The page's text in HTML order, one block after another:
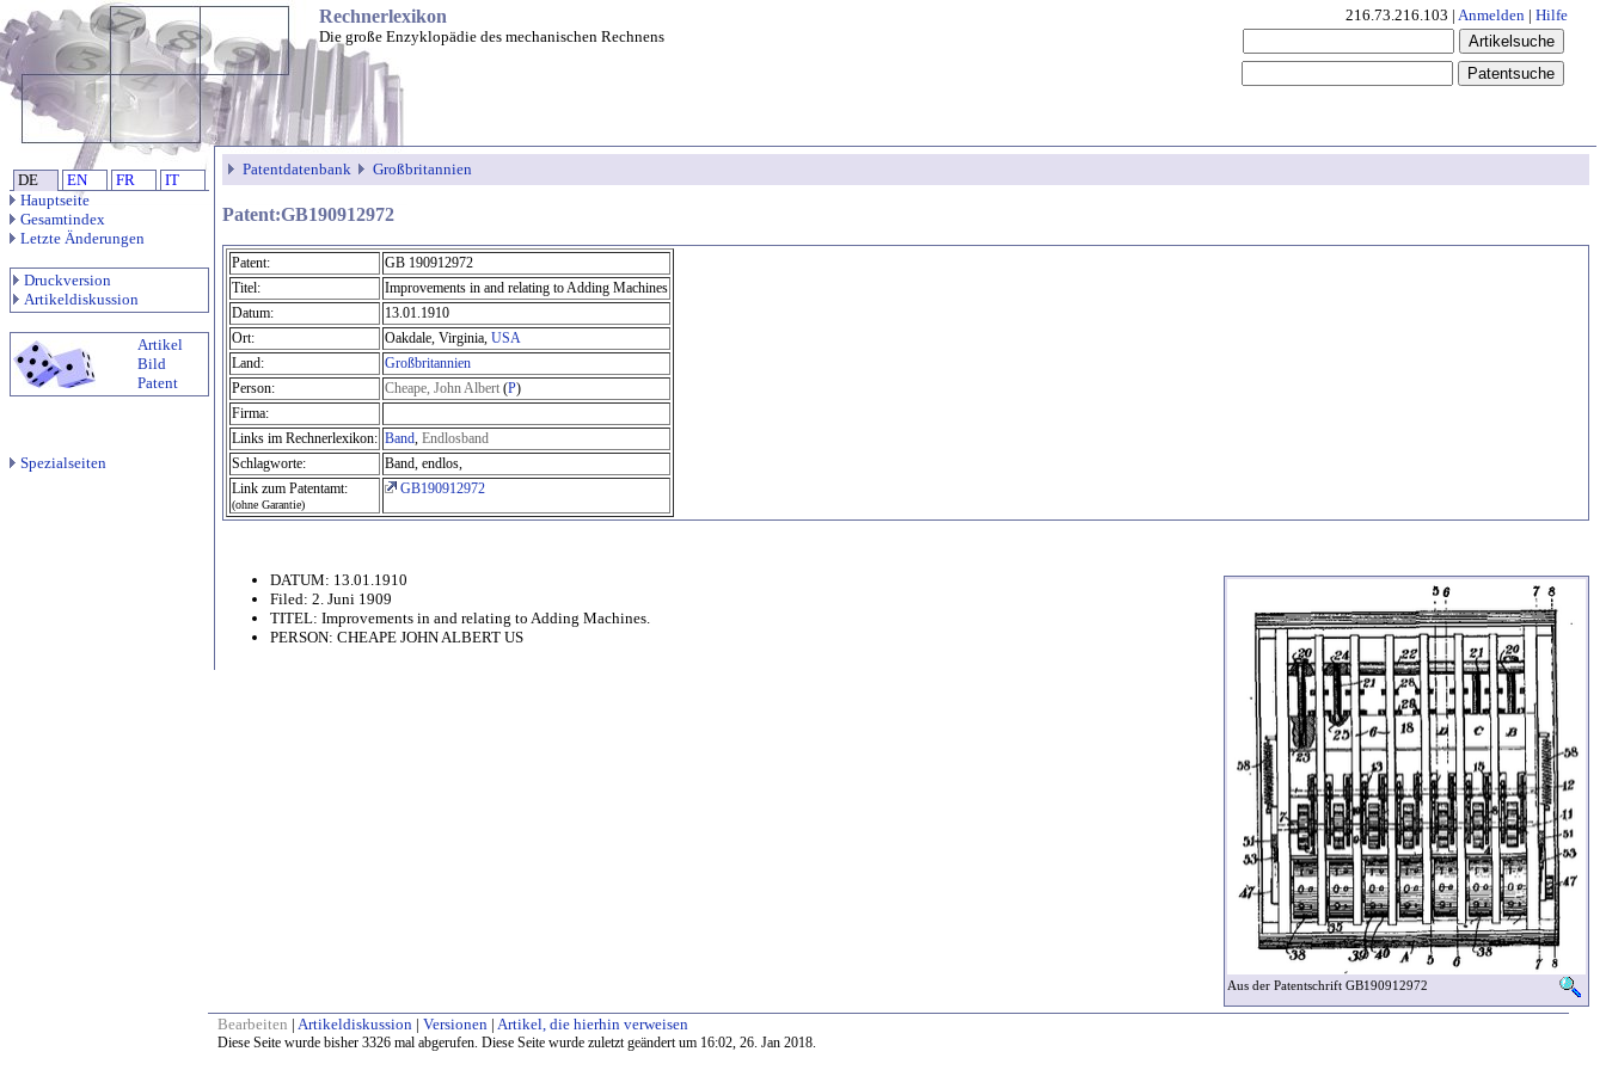
Rechnerlexikon
Die große Enzyklopädie des mechanischen Rechnens
216.73.216.103 | Anmelden | Hilfe
DE EN FR
IT
Hauptseite
Gesamtindex
Letzte Änderungen
Druckversion
Artikeldiskussion
Artikel
Bild
Patent
Spezialseiten
Patentdatenbank Großbritannien
Patent:GB190912972
Patent:
GB 190912972
Titel:
Improvements in and relating to Adding Machines
Datum:
13.01.1910
Ort:
Oakdale, Virginia, USA
Land:
Großbritannien
Person:
Cheape, John Albert (P)
Firma:
Links im Rechnerlexikon: Band, Endlosband
Schlagworte:
Band, endlos,
Link zum Patentamt:
(ohne Garantie)
GB190912972
Aus der Patentschrift GB190912972
DATUM: 13.01.1910
Filed: 2. Juni 1909
TITEL: Improvements in and relating to Adding Machines.
PERSON: CHEAPE JOHN ALBERT US
Bearbeiten | Artikeldiskussion | Versionen | Artikel, die hierhin verweisen
Diese Seite wurde bisher 3326 mal abgerufen. Diese Seite wurde zuletzt geändert um 16:02, 26. Jan 2018.